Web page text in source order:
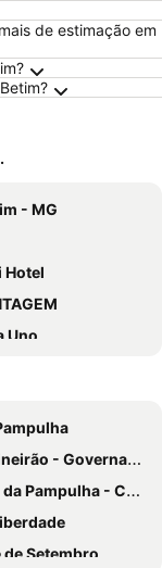
de estimação em
- MG
Hotel
Uno
(Adults Only)
Igarapés
- Belo Horizonte
Magalhães Pinto
- Carlos Drummond de Andrade
de Setembro